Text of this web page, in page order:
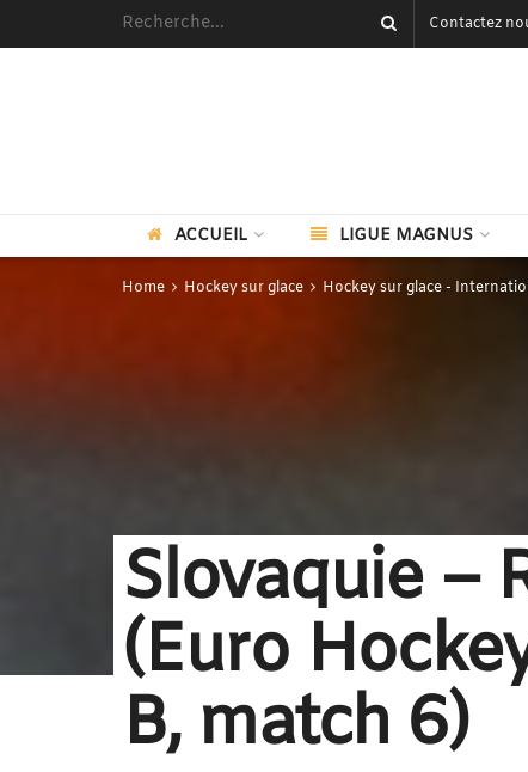
Contactez
ACCUEIL LIGUE MAGNUS
Home Hockey sur glace Hockey sur glace -
Slovaquie –
(Euro
B, match 6)